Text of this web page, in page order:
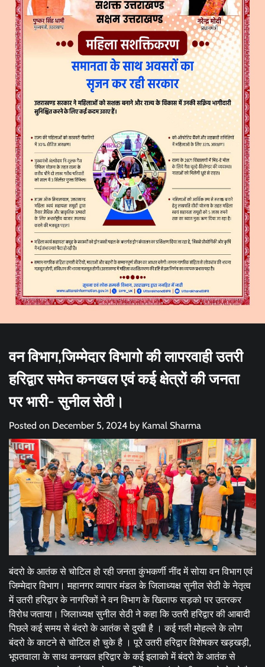
वन विभाग,जिम्मेदार विभागो की लापरवाही उतरी
हरिद्वार समेत कनखल एवं कई क्षेत्रों की जनता
पर भारी- सुनील सेठी।
Posted on December 5, 2024 by Kamal Sharma
बंदरो के आतंक से चोटिल हो रही जनता कुंभकर्णी नींद में सोया वन विभाग एवं
जिम्मेदार विभाग। महानगर व्यापार मंडल के जिलाध्यक्ष सुनील सेठी के नेतृत्व
में उतरी हरिद्वार के नागरिकों ने वन विभाग के खिलाफ सड़को पर उतरकर
विरोध जताया। जिलाध्यक्ष सुनील सेठी ने कहा कि उतरी हरिद्वार की आबादी
पिछले कई समय से बंदरो के आतंक से दुखी है । कई गली मोहल्ले के लोग
बंदरो के काटने से चोटिल हो चुके है । पूरे उतरी हरिद्वार विशेषकर खड़खड़ी,
भूपतवाला के साथ कनखल हरिद्वार के कई इलाको में बंदरो के आतंक से